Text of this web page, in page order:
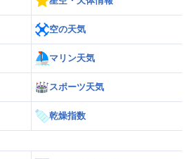
空の天気
マリン天気
スポーツ天気
乾燥指数